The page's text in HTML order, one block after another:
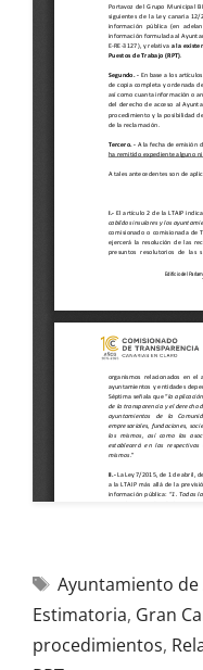
Ayuntamiento de
Estimatoria, Gran
procedimientos,